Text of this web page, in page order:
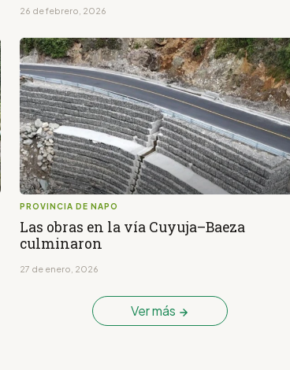
26 de febrero, 2026
PROVINCIA DE NAPO
Las obras en la vía Cuyuja–Baeza
culminaron
27 de enero, 2026
Ver más